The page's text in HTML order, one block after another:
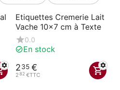
Etiquettes Cremerie Lait
Vache 10x7 cm à Texte
0.0
En stock
235 €
282 €TTC